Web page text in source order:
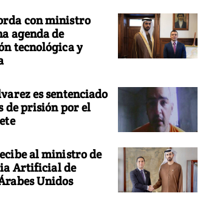
con ministro
agenda de
tecnológica y
es sentenciado
de prisión por el
al ministro de
Artificial de
Unidos